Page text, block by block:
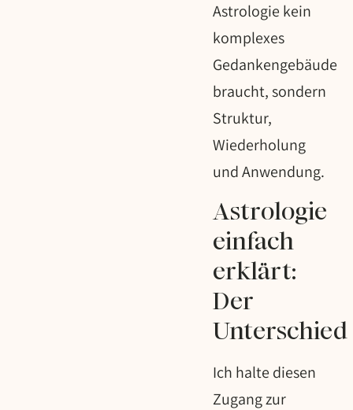
Astrologie kein
komplexes
Gedankengebäude
braucht, sondern
Struktur,
Wiederholung
und Anwendung.
Astrologie
einfach
erklärt:
Der
Unterschied
Ich halte diesen
Zugang zur